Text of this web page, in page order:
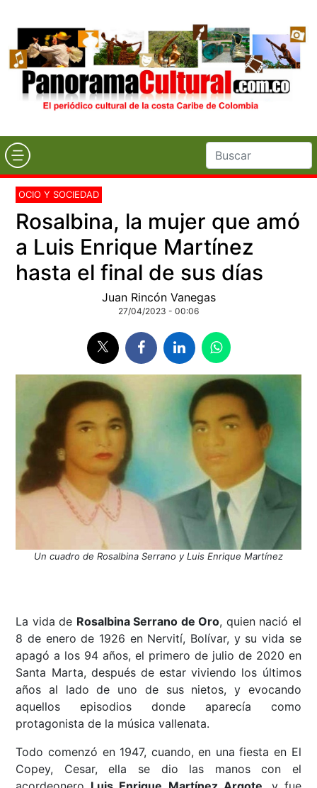
OCIO Y SOCIEDAD
Rosalbina, la mujer que amó
a Luis Enrique Martínez
hasta el final de sus días
Juan Rincón Vanegas
27/04/2023 - 00:06
Un cuadro de Rosalbina Serrano y Luis Enrique Martínez
La vida de Rosalbina Serrano de Oro, quien nació el
8 de enero de 1926 en Nervití, Bolívar, y su vida se
apagó a los 94 años, el primero de julio de 2020 en
Santa Marta, después de estar viviendo los últimos
años al lado de uno de sus nietos, y evocando
aquellos episodios donde aparecía como
protagonista de la música vallenata.
Todo comenzó en 1947, cuando, en una fiesta en El
Copey, Cesar, ella se dio las manos con el